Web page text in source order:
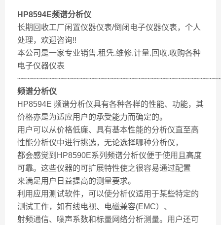
HP8594E频谱分析仪
长期回收工厂闲置仪器仪表/倒闭电子仪器仪表，个人
处理，欢迎咨询!!
本公司是一家专业销售.租凭.维修.计量.回收.收购各种
电子仪器仪表
频谱分析仪
HP8594E 频谱分析仪具有各种各样的性能、功能，其
价格亦是为适应用户的承受能力而确定的。
用户可以从价格低廉、具有基本性能的分析仪直至高
性能分析仪中进行挑选，无论选择哪种分析仪，
都会感觉到HP8590E系列频谱分析仪便于使用且高度
可靠。这些仪器的可扩展特性使之很容易通过配置
来满足用户日益提高的测量要求。
利用应用测试软件，可以使分析仪适用于某些特定的
测试工作，如有线电视、电磁兼容(EMC）、
射频通信、噪声系数和标量网络分析测量。用户还可